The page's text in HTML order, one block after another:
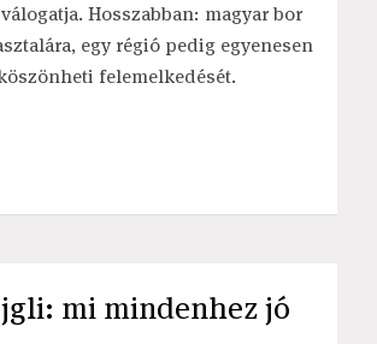
Hosszabban: magyar bor
egy régió pedig egyenesen
felemelkedését.
mi mindenhez jó